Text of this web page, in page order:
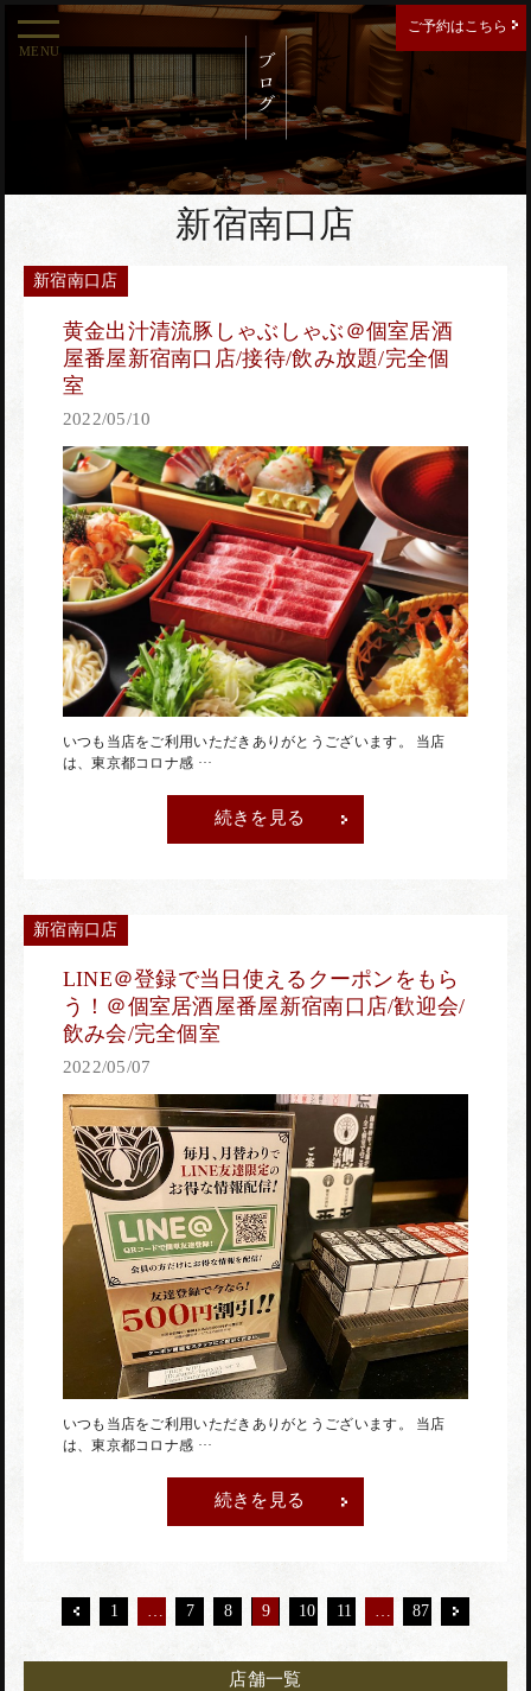
MENU
ご予約はこちら
新宿南口店
新宿南口店
黄金出汁清流豚しゃぶしゃぶ＠個室居酒
屋番屋新宿南口店/接待/飲み放題/完全個
室
2022/05/10
いつも当店をご利用いただきありがとうございます。 当店
は、東京都コロナ感 ···
続きを見る
新宿南口店
LINE＠登録で当日使えるクーポンをもら
う！＠個室居酒屋番屋新宿南口店/歓迎会/
飲み会/完全個室
2022/05/07
いつも当店をご利用いただきありがとうございます。 当店
は、東京都コロナ感 ···
続きを見る
1 … 7 8 9 10 11 … 87
店舗一覧
ご予約する店舗を選択してください。
新宿南口店
赤坂店